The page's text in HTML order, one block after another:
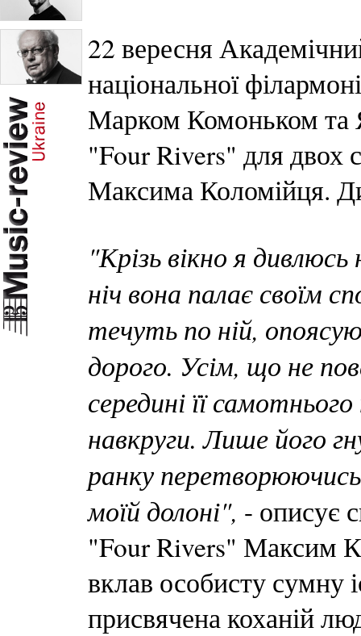
22 вересня
національної
Марком Комоньком та
"Four Rivers" для двох
Максима Коломійця.
"Крізь вікно я
ніч вона палає своїм
течуть по ній,
дорого. Усім, що не
середині її
навкруги. Лише його
ранку
моїй долоні", - описує
"Four Rivers" Максим
вклав особисту сумну
присвячена коханій